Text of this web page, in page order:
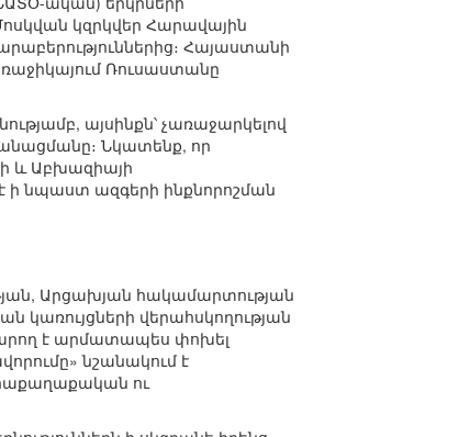
կզրկվեր Հարավային
Հայաստանի
Ռուսաստանը
այսինքն՝ չառաջարկելով
Նկատենք, որ
և Աբխազիայի
ի նպաստ ազգերի ինքնորոշման
Արցախյան հակամարտության
վերահսկողության
է արմատապես փոխել
նշանակում է
ու